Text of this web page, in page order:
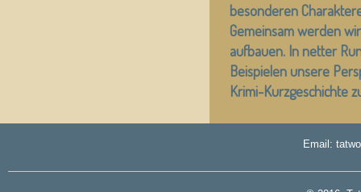
besonderen
Gemeinsam werden
aufbauen. In netter
Beispielen unsere
Krimi-Kurzgeschichte
Email: